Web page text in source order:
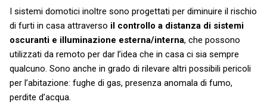
I sistemi domotici inoltre sono progettati per diminuire il rischio
di furti in casa attraverso il controllo a distanza di sistemi
oscuranti e illuminazione esterna/interna, che possono
utilizzati da remoto per dar l’idea che in casa ci sia sempre
qualcuno. Sono anche in grado di rilevare altri possibili pericoli
per l’abitazione: fughe di gas, presenza anomala di fumo,
perdite d’acqua.